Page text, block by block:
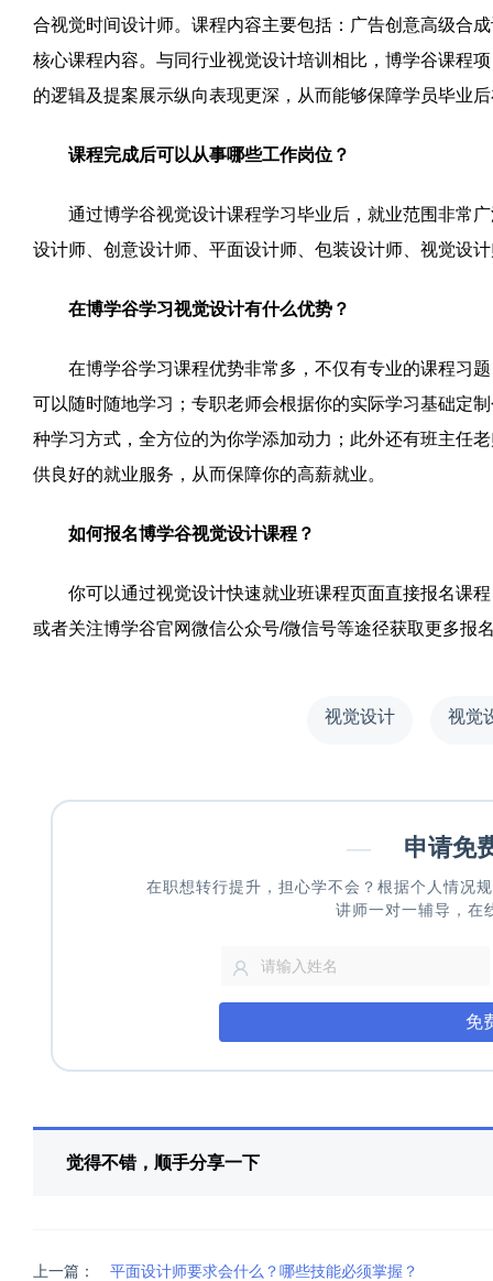
合视觉时间设计师。课程内容主要包括：广告创意高级合
核心课程内容。与同行业视觉设计培训相比，博学谷课程
的逻辑及提案展示纵向表现更深，从而能够保障学员毕业
课程完成后可以从事哪些工作岗位？
通过博学谷视觉设计课程学习毕业后，就业范围非常广
设计师、创意设计师、平面设计师、包装设计师、视觉设
在博学谷学习视觉设计有什么优势？
在博学谷学习课程优势非常多，不仅有专业的课程习题
可以随时随地学习；专职老师会根据你的实际学习基础定
种学习方式，全方位的为你学添加动力；此外还有班主任
供良好的就业服务，从而保障你的高薪就业。
如何报名博学谷视觉设计课程？
你可以通过视觉设计快速就业班课程页面直接报名课程
或者关注博学谷官网微信公众号/微信号等途径获取更多报
视觉设计 视觉
— 申请免
在职想转行提升，担心学不会？根据个人情况
讲师一对一辅导，在
免
觉得不错，顺手分享一下
上一篇： 平面设计师要求会什么？哪些技能必须掌握？